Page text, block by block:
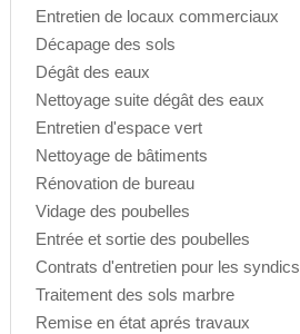
Entretien de locaux commerciaux
Décapage des sols
Dégât des eaux
Nettoyage suite dégât des eaux
Entretien d'espace vert
Nettoyage de bâtiments
Rénovation de bureau
Vidage des poubelles
Entrée et sortie des poubelles
Contrats d'entretien pour les syndics
Traitement des sols marbre
Remise en état aprés travaux